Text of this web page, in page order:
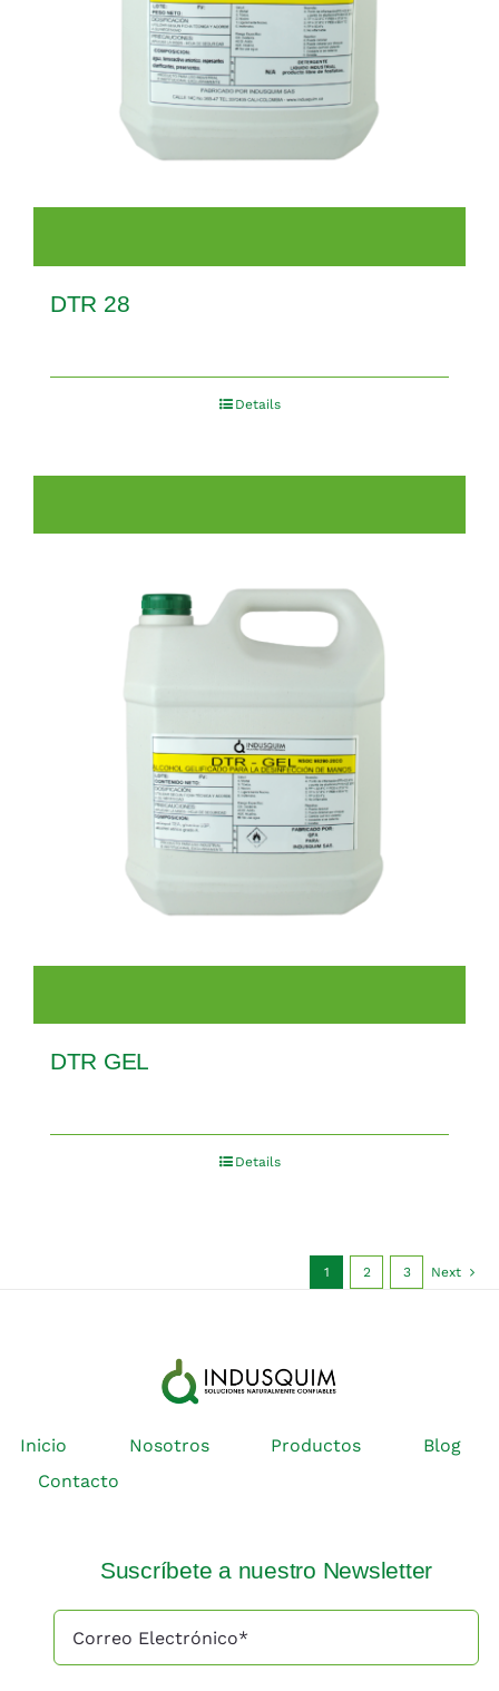
DTR 28
Details
DTR GEL
Details
1 2 3 Next
Inicio Nosotros Productos
Blog
Contacto
Suscríbete a nuestro Newsletter